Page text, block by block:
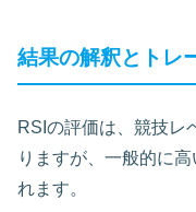
結果の解釈とトレ
RSIの評価は、競技レ
りますが、一般的に
れます。